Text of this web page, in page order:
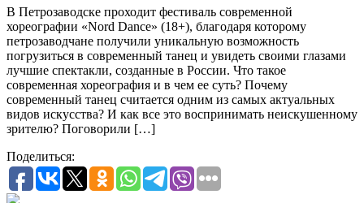
В Петрозаводске проходит фестиваль современной
хореографии «Nord Dance» (18+), благодаря которому
петрозаводчане получили уникальную возможность
погрузиться в современный танец и увидеть своими глазами
лучшие спектакли, созданные в России. Что такое
современная хореография и в чем ее суть? Почему
современный танец считается одним из самых актуальных
видов искусства? И как все это воспринимать неискушенному
зрителю? Поговорили […]
Поделиться: